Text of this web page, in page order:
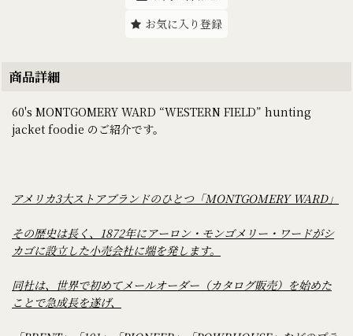
お気に入り登録
商品詳細
60's MONTGOMERY WARD “WESTERN FIELD” hunting
jacket foodie のご紹介です。
アメリカ3大ストアブランドのひとつ「MONTGOMERY WARD」
その歴史は長く、1872年にアーロン・モンゴメリー・ワードがシ
カゴに設立した小売会社に端を発します。
同社は、世界で初めてメールオーダー（カタログ販売）を始めた
ことで急成長を遂げ、